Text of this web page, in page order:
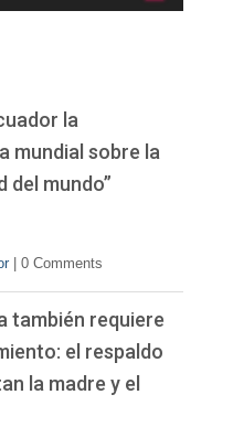
la
mundial sobre la
del mundo”
0 Comments
también requiere
el respaldo
la madre y el